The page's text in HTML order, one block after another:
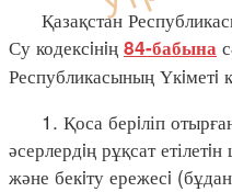
Қазақстан
Су кодексiнiң 84-бабына
Республикасының Үкiметi
1. Қоса берiліп
әсерлердiң рұқсат
және бекiту ережесi